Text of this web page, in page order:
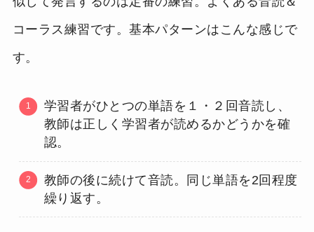
コーラス練習です。基本パターンはこんな感じで
す。
学習者がひとつの単語を１・２回音読し、
教師は正しく学習者が読めるかどうかを確
認。
教師の後に続けて音読。同じ単語を2回程度
繰り返す。